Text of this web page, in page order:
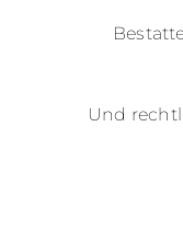
Und